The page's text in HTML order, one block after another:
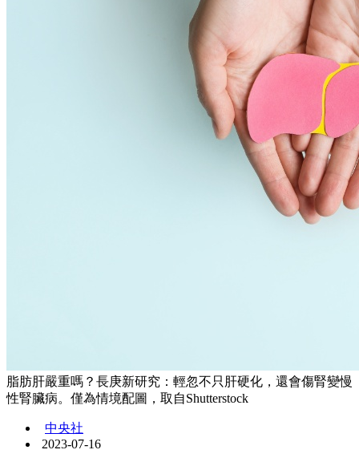
脂肪肝嚴重嗎？長庚新研究：輕忽不只肝硬化，還會傷腎變慢
性腎臟病。僅為情境配圖，取自Shutterstock
中央社
2023-07-16